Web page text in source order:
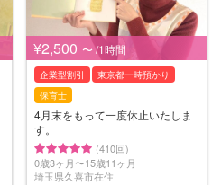
¥2,500 〜 /1時間
企業型割引
東京都一時預かり
保育士
4月末をもって一度休止いたしま
す。
(410回)
0歳3ヶ月〜15歳11ヶ月
埼玉県久喜市在住